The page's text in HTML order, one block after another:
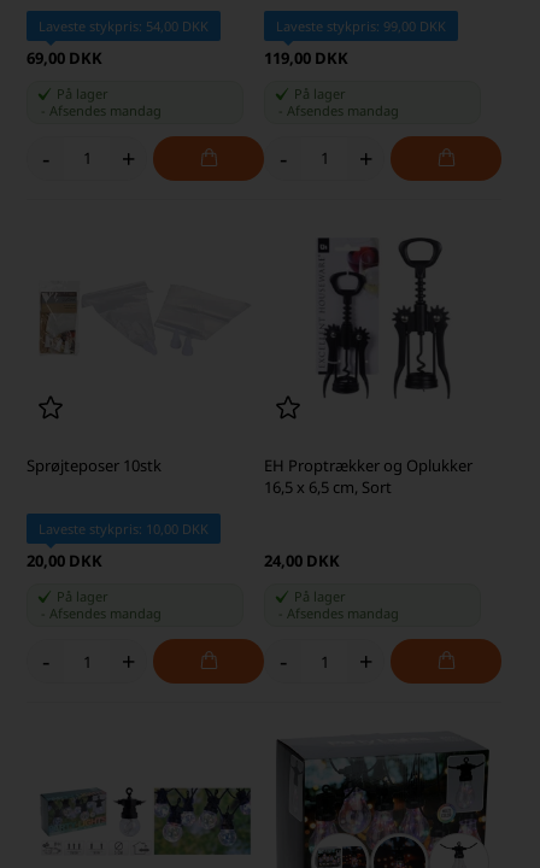
Laveste stykpris: 54,00 DKK
69,00 DKK
På lager
Afsendes mandag
- +
Laveste stykpris: 99,00 DKK
119,00 DKK
På lager
Afsendes mandag
- +
Sprøjteposer 10stk
Laveste stykpris: 10,00 DKK
20,00 DKK
På lager
-Afsendes mandag
- +
EH Proptrækker og Oplukker
16,5 x 6,5 cm, Sort
24,00 DKK
På lager
Afsendes mandag
- +